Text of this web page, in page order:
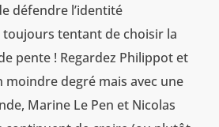
défendre l’identité
toujours tentant de choisir la
pente ! Regardez Philippot et
moindre degré mais avec une
Marine Le Pen et Nicolas